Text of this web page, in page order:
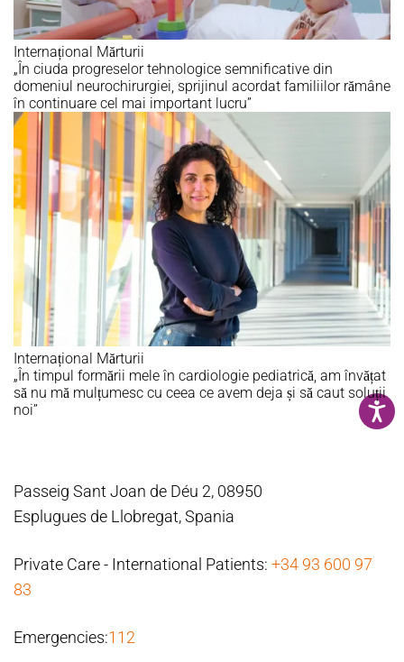
Internațional Mărturii
„În ciuda progreselor tehnologice semnificative din
domeniul neurochirurgiei, sprijinul acordat familiilor rămâne
în continuare cel mai important lucru”
Internațional Mărturii
„În timpul formării mele în cardiologie pediatrică, am învățat
să nu mă mulțumesc cu ceea ce avem deja și să caut soluții
noi”
Passeig Sant Joan de Déu 2, 08950
Esplugues de Llobregat, Spania
Private Care - International Patients: +34 93 600 97
83
Emergencies:112